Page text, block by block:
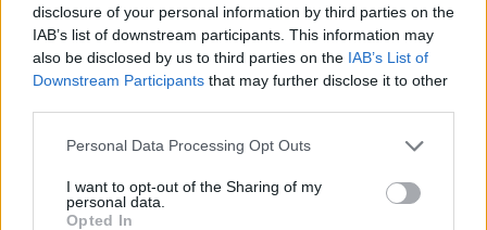
disclosure of your personal information by third parties on the
IAB’s list of downstream participants. This information may
also be disclosed by us to third parties on the IAB’s List of
Downstream Participants that may further disclose it to other
Personal Data Processing Opt Outs
I want to opt-out of the Sharing of my
personal data.
Opted In